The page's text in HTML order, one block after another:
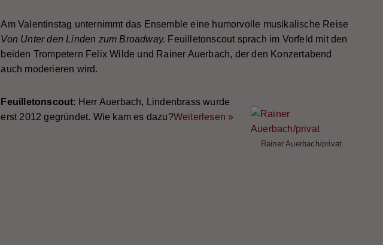
Am Valentinstag unternimmt das Ensemble eine humorvolle musikalische Reise
Von Unter den Linden zum Broadway. Feuilletonscout sprach im Vorfeld mit den
beiden Trompetern Felix Wilde und Rainer Auerbach, der den Konzertabend
auch moderieren wird.
Rainer Auerbach/privat
Feuilletonscout: Herr Auerbach, Lindenbrass wurde
erst 2012 gegründet. Wie kam es dazu?Weiterlesen »